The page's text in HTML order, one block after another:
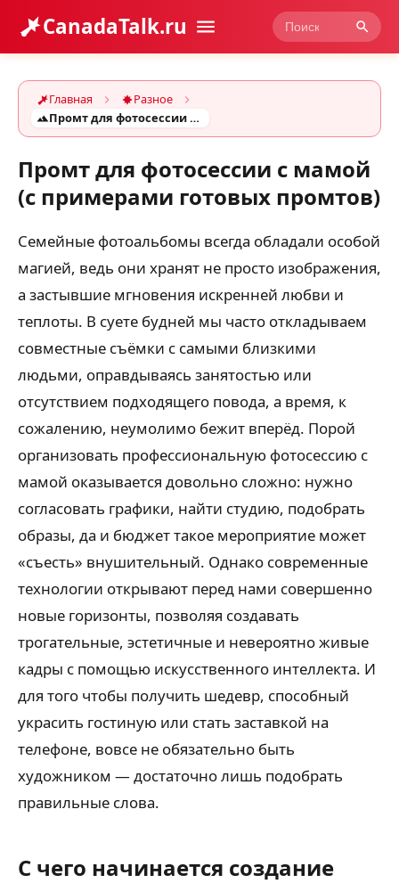
CanadaTalk.ru
Главная
Разное
Промт для фотосессии с мамой (с примерами готовых промтов)
Промт для фотосессии с мамой
(с примерами готовых промтов)
Семейные фотоальбомы всегда обладали особой
магией, ведь они хранят не просто изображения,
а застывшие мгновения искренней любви и
теплоты. В суете будней мы часто откладываем
совместные съёмки с самыми близкими
людьми, оправдываясь занятостью или
отсутствием подходящего повода, а время, к
сожалению, неумолимо бежит вперёд. Порой
организовать профессиональную фотосессию с
мамой оказывается довольно сложно: нужно
согласовать графики, найти студию, подобрать
образы, да и бюджет такое мероприятие может
«съесть» внушительный. Однако современные
технологии открывают перед нами совершенно
новые горизонты, позволяя создавать
трогательные, эстетичные и невероятно живые
кадры с помощью искусственного интеллекта. И
для того чтобы получить шедевр, способный
украсить гостиную или стать заставкой на
телефоне, вовсе не обязательно быть
художником — достаточно лишь подобрать
правильные слова.
С чего начинается создание